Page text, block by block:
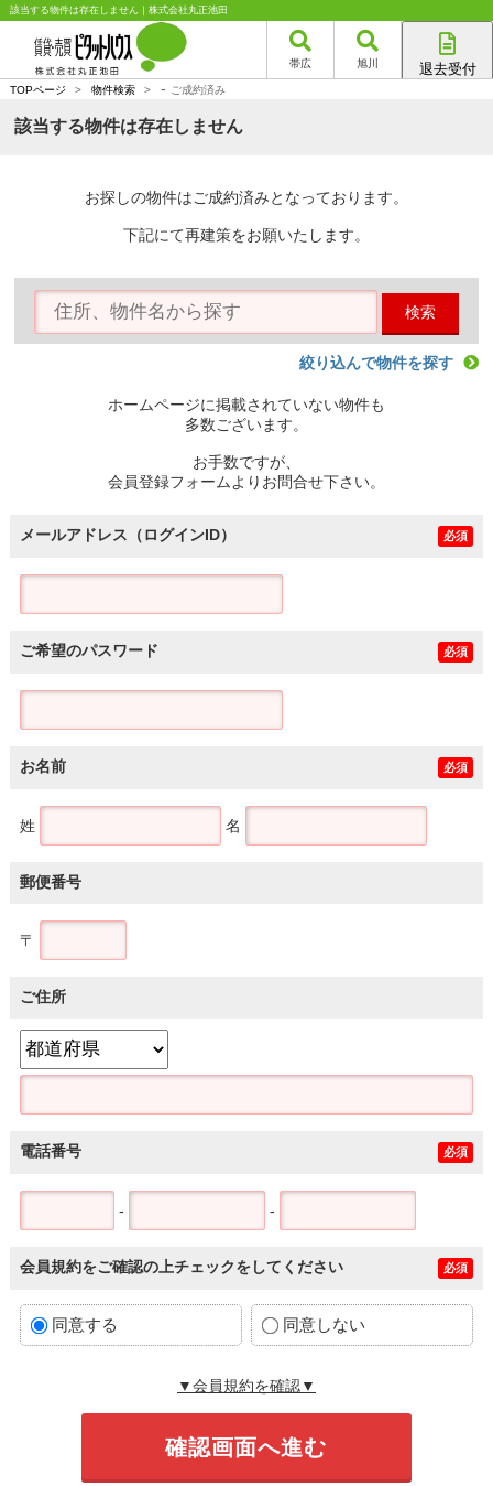
該当する物件は存在しません｜株式会社丸正池田
帯広 旭川 退去受付
TOPページ > 物件検索 > - ご成約済み
該当する物件は存在しません
お探しの物件はご成約済みとなっております。
下記にて再建策をお願いたします。
検索
絞り込んで物件を探す
ホームページに掲載されていない物件も
多数ございます。
お手数ですが、
会員登録フォームよりお問合せ下さい。
メールアドレス（ログインID） 必須
ご希望のパスワード 必須
お名前 必須
姓 名
郵便番号
〒
ご住所
電話番号 必須
- -
会員規約をご確認の上チェックをしてください 必須
同意する 同意しない
▼会員規約を確認▼